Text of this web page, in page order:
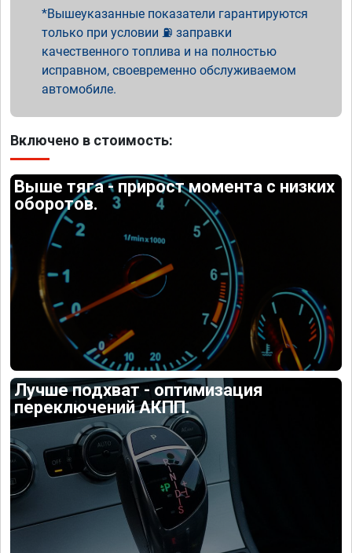
Вышеуказанные показатели гарантируются
только при условии ⛽ заправки
качественного топлива и на полностью
исправном, своевременно обслуживаемом
автомобиле.
Включено в стоимость:
Выше тяга - прирост момента с низких
оборотов.
Лучше подхват - оптимизация
переключений АКПП.